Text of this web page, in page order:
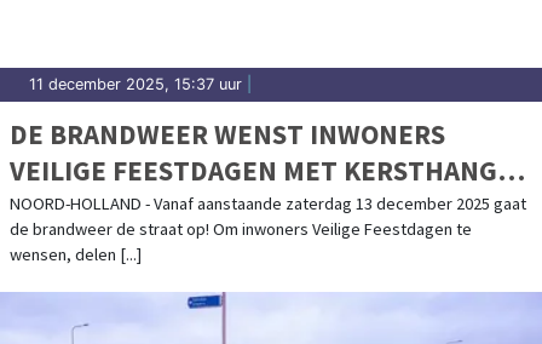
11 december 2025, 15:37 uur
DE BRANDWEER WENST INWONERS
VEILIGE FEESTDAGEN MET KERSTHANGER
OVER 112 EN HET GEEN SPOED-NUMMER
NOORD-HOLLAND - Vanaf aanstaande zaterdag 13 december 2025 gaat
de brandweer de straat op! Om inwoners Veilige Feestdagen te
wensen, delen [...]